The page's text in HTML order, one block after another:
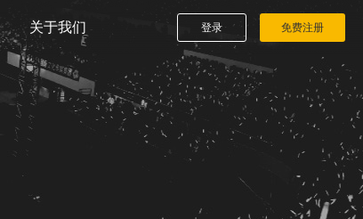
关于我们 登录 免费注册